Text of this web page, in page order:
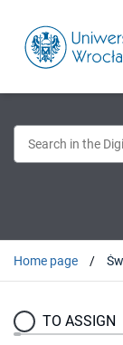
Home page
TO ASSIGN